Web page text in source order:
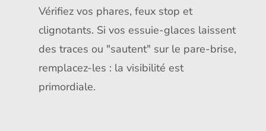
Vérifiez vos phares, feux stop et
clignotants. Si vos essuie-glaces laissent
des traces ou "sautent" sur le pare-brise,
remplacez-les : la visibilité est
primordiale.